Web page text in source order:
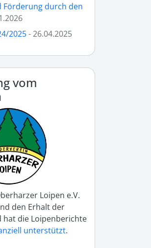
Förderung durch den
2025- 26.04.2025
vom
Loipen e.V.
den Erhalt der
hat die Loipenberichte
unterstützt.